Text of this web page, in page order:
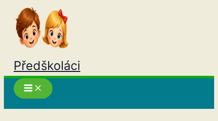
Přeskočit
obsah
Předškoláci